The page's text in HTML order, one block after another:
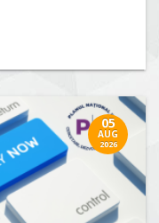
05
AUG
2026